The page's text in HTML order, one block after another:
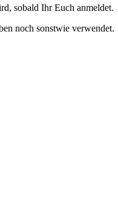
sobald Ihr Euch anmeldet.
noch sonstwie verwendet.